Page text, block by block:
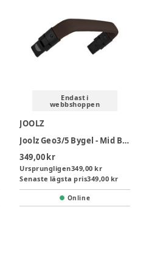
Endast i
webbshoppen
JOOLZ
Joolz Geo3/5 Bygel - Mid Brown Carbon
349,00 kr
Ursprungligen349,00 kr
Senaste lägsta pris349,00 kr
Online